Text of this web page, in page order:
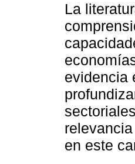
La
evidencia
en este